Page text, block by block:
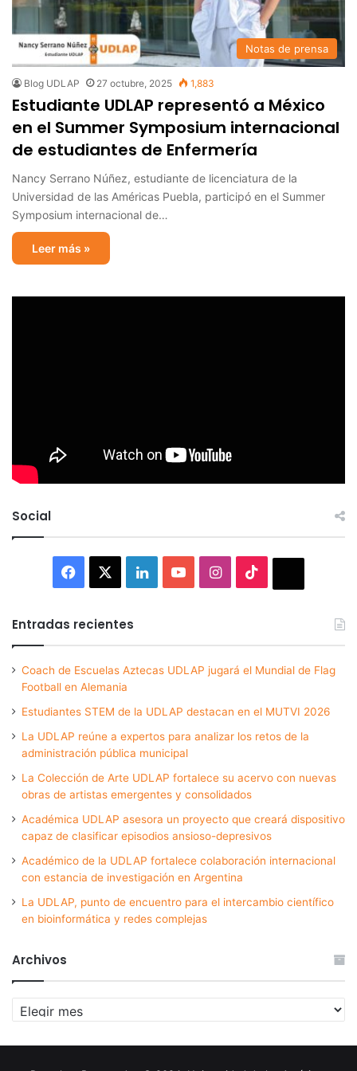
Notas de prensa
Blog UDLAP 27 octubre, 2025 1,883
Estudiante UDLAP representó a México
en el Summer Symposium internacional
de estudiantes de Enfermería
Nancy Serrano Núñez, estudiante de licenciatura de la
Universidad de las Américas Puebla, participó en el Summer
Symposium internacional de…
Leer más »
Social
Facebook LinkedInYouTubeInstagram
Entradas recientes
Coach de Escuelas Aztecas UDLAP jugará el Mundial de Flag
Football en Alemania
Estudiantes STEM de la UDLAP destacan en el MUTVI 2026
La UDLAP reúne a expertos para analizar los retos de la
administración pública municipal
La Colección de Arte UDLAP fortalece su acervo con nuevas
obras de artistas emergentes y consolidados
Académica UDLAP asesora un proyecto que creará dispositivo
capaz de clasificar episodios ansioso-depresivos
Académico de la UDLAP fortalece colaboración internacional
con estancia de investigación en Argentina
La UDLAP, punto de encuentro para el intercambio científico
en bioinformática y redes complejas
Archivos
Archivos